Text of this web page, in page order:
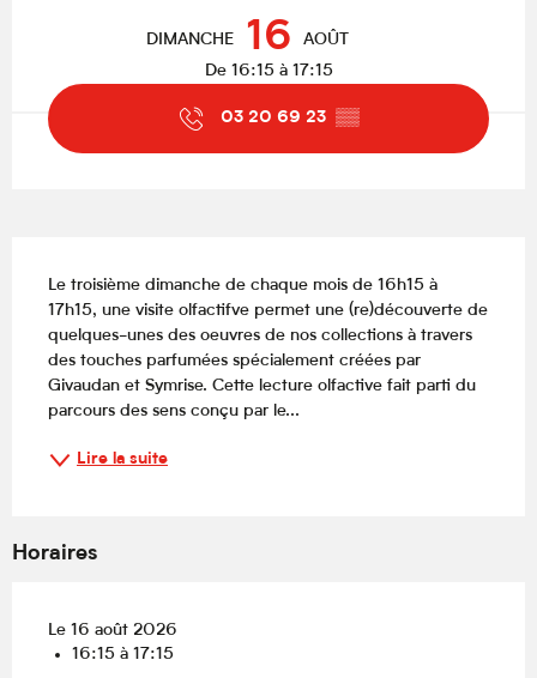
DIMANCHE 16 AOÛT
De 16:15 à 17:15
03 20 69 23 ▒▒
Le troisième dimanche de chaque mois de 16h15 à
17h15, une visite olfactifve permet une (re)découverte de
quelques-unes des oeuvres de nos collections à travers
des touches parfumées spécialement créées par
Givaudan et Symrise. Cette lecture olfactive fait parti du
parcours des sens conçu par le...
Lire la suite
Horaires
Le 16 août 2026
16:15 à 17:15